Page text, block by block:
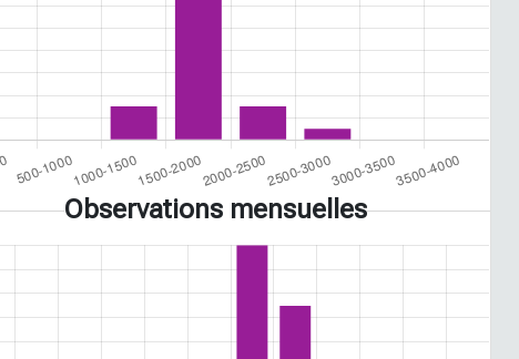
Observations mensuelles